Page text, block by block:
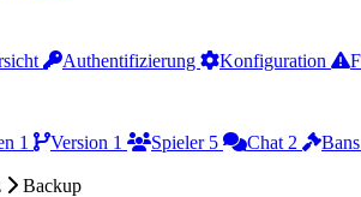
Authentifizierung Konfiguration
1 Version 1 Spieler 5 Chat 2 Bans
Backup